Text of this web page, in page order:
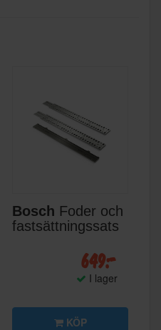
Bosch Foder och
fastsättningssats
649:-
I lager
KÖP